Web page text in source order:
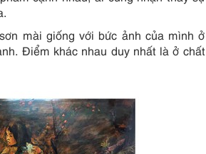
mài giống với bức ảnh của mình ở
Điểm khác nhau duy nhất là ở chất